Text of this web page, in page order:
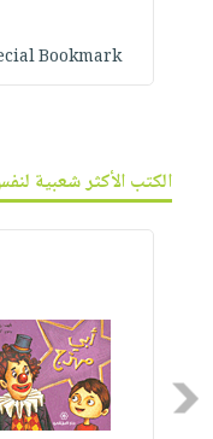
Bookmark :
الكتب الأكثر شعبية
Previous